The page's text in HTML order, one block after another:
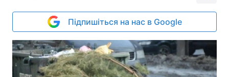
Підпишіться на нас в Google